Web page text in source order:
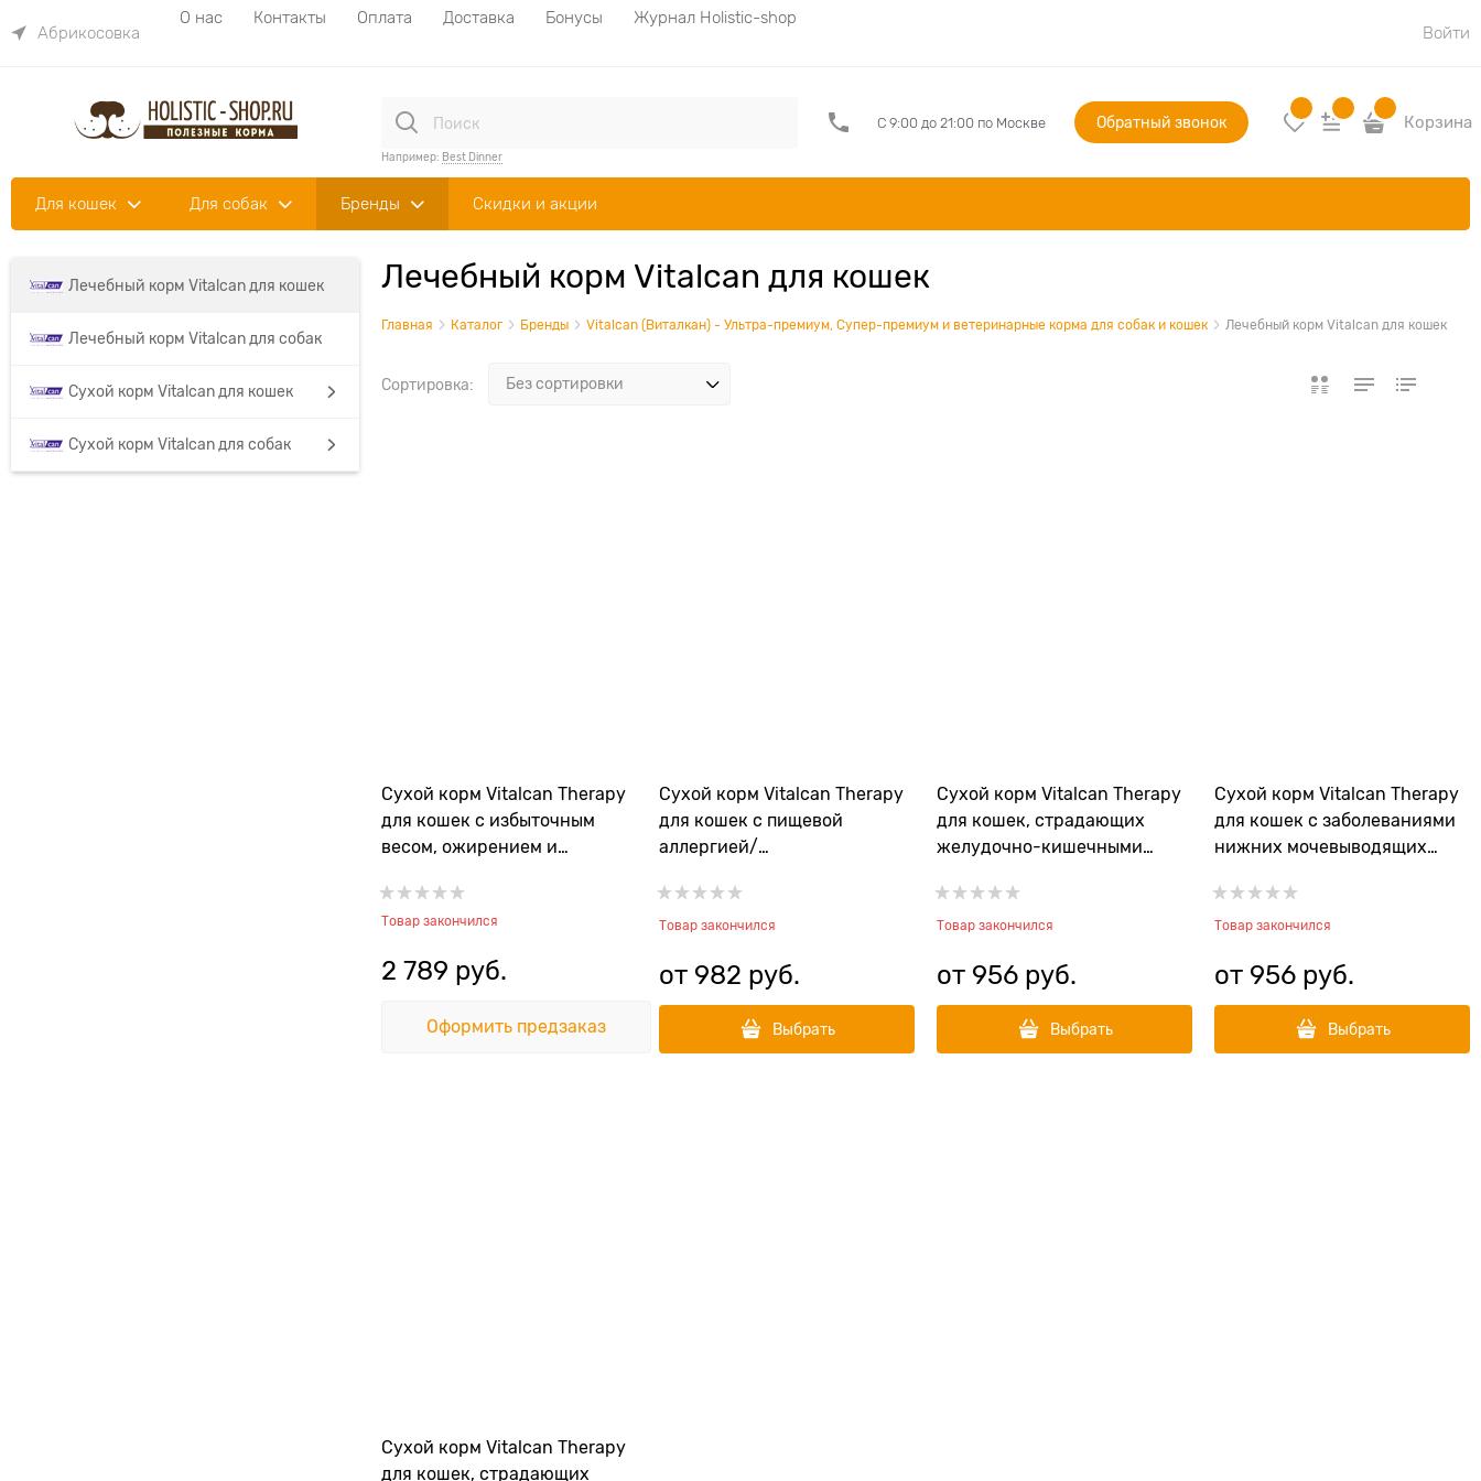
Абрикосовка
О нас Контакты Оплата Доставка Бонусы
Журнал Holistic-shop
Войти
Например: Best Dinner
С 9:00 до 21:00 по Москве Обратный звонок Корзина
Для кошек Для собак Бренды Скидки и акции
Лечебный корм Vitalcan для кошек
Лечебный корм Vitalcan для собак
Сухой корм Vitalcan для кошек
Сухой корм Vitalcan для собак
Лечебный корм Vitalcan для кошек
Главная Каталог Бренды Vitalcan (Виталкан) - Ультра-премиум, Супер-премиум и ветеринарные корма для собак и кошек Лечебный корм Vitalcan для кошек
Сортировка:
Сухой корм Vitalcan Therapy
для кошек с избыточным
весом, ожирением и
Feline Obesity Management
Товар закончился
2 789 руб.
Оформить предзаказ
Сухой корм Vitalcan Therapy
для кошек с пищевой
аллергией/
воспалительным
заболеванием кишечника
Care
Товар закончился
от 982 руб.
Выбрать
Сухой корм Vitalcan Therapy
для кошек, страдающих
желудочно-кишечными
Feline Gastrointestinal Aid
Товар закончился
от 956 руб.
Выбрать
Сухой корм Vitalcan Therapy
для кошек с заболеваниями
нижних мочевыводящих
мочекаменной болезнью
Therapy Feline Urinary Care
Товар закончился
от 956 руб.
Выбрать
Сухой корм Vitalcan Therapy
для кошек, страдающих